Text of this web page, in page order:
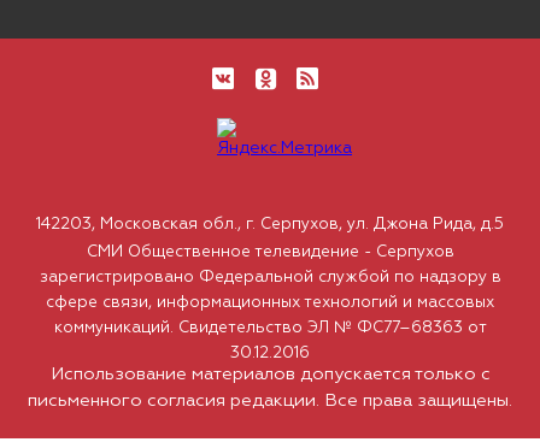
Использование материалов допускается только с
письменного согласия редакции. Все права защищены.
142203, Московская обл., г. Серпухов, ул. Джона Рида, д.5
СМИ Общественное телевидение - Серпухов
зарегистрировано Федеральной службой по надзору в
сфере связи, информационных технологий и массовых
коммуникаций. Свидетельство ЭЛ № ФС77–68363 от
30.12.2016